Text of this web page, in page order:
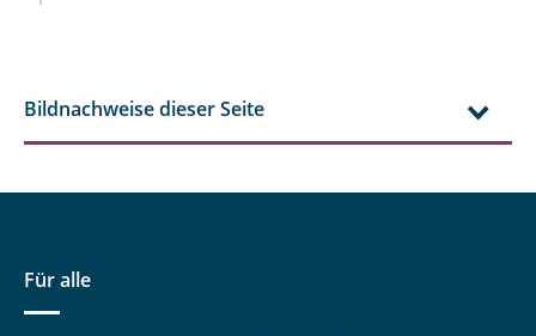
Bildnachweise dieser Seite
Für alle